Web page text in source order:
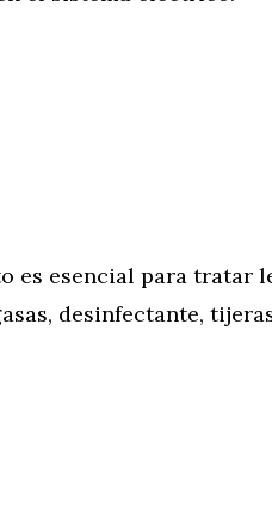
es esencial para tratar
desinfectante,